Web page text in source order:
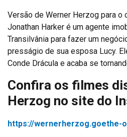
Versão de Werner Herzog para o
Jonathan Harker é um agente
Transilvânia para fazer um
presságio de sua esposa Lucy.
Conde Drácula e acaba se
Confira os filmes
Herzog no site do
https://wernerherzog.goethe-